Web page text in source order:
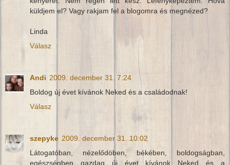
küldjem el? Vagy rakjam fel a blogomra és megnézed?
Linda
Válasz
Andi 2009. december 31. 7:24
Boldog új évet kívánok Neked és a családodnak!
Válasz
szepyke 2009. december 31. 10:02
Látogatóban, nézelődöben, békében, boldogságban,
egészségben gazdag új évet kívánok Neked és a